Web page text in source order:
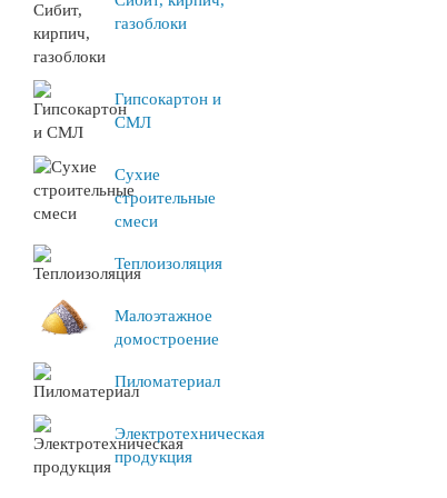
газоблоки
Гипсокартон и
СМЛ
Сухие
строительные
смеси
Теплоизоляция
Малоэтажное
домостроение
Пиломатериал
Электротехническая
продукция